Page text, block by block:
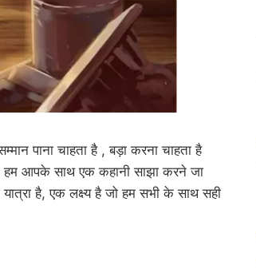
पाना चाहता है , बड़ा करना चाहता है
हम आपके साथ एक कहानी साझा करने जा
है, एक लक्ष्य है जो हम सभी के साथ सही